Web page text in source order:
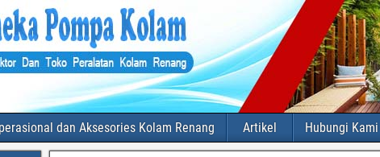
dan Aksesories Kolam Renang Artikel Hubungi Kami